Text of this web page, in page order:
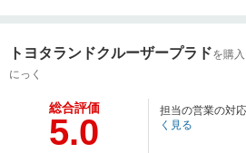
トヨタランドクルーザープラドを購
にっく
総合評価
5.0
担当の営業の対
く見る